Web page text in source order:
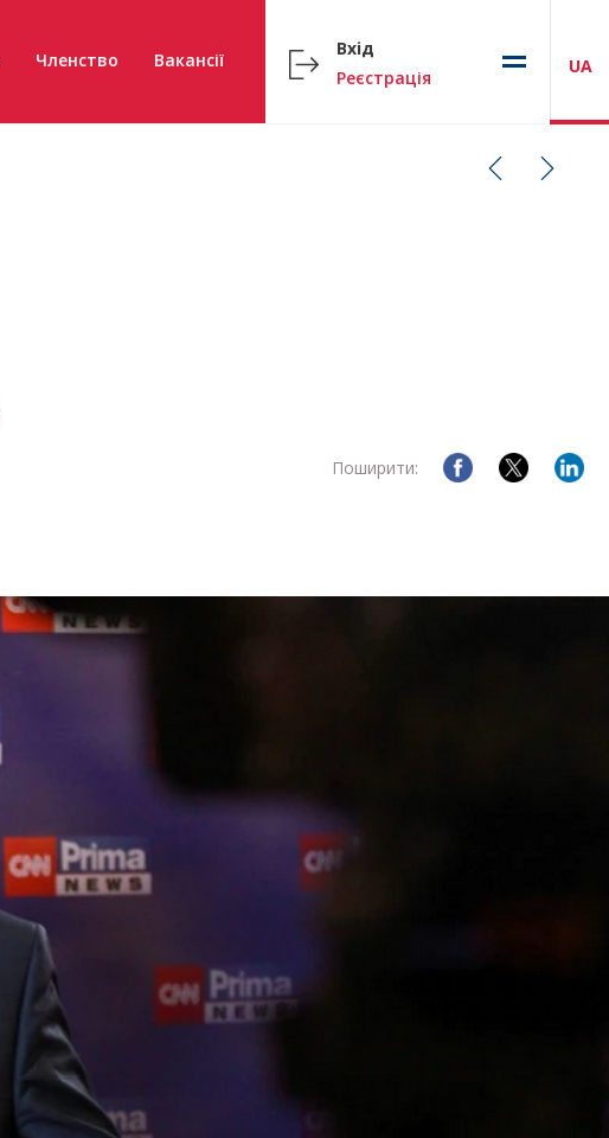
Членство Вакансії
Вхід
Реєстрація
UA
Поширити: